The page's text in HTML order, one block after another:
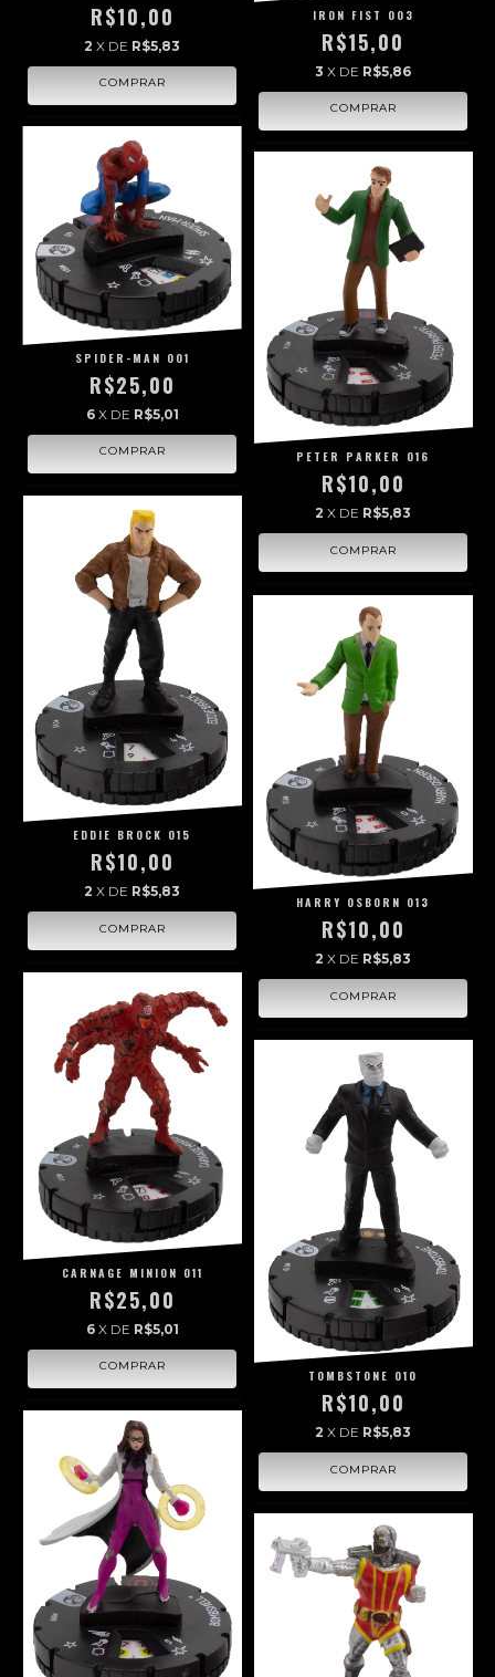
R$10,00
2 X DE R$5,83
IRON FIST 003
R$15,00
3 X DE R$5,86
SPIDER-MAN 001
R$25,00
6 X DE R$5,01
PETER PARKER 016
R$10,00
2 X DE R$5,83
EDDIE BROCK 015
R$10,00
2 X DE R$5,83
HARRY OSBORN 013
R$10,00
2 X DE R$5,83
CARNAGE MINION 011
R$25,00
6 X DE R$5,01
TOMBSTONE 010
R$10,00
2 X DE R$5,83